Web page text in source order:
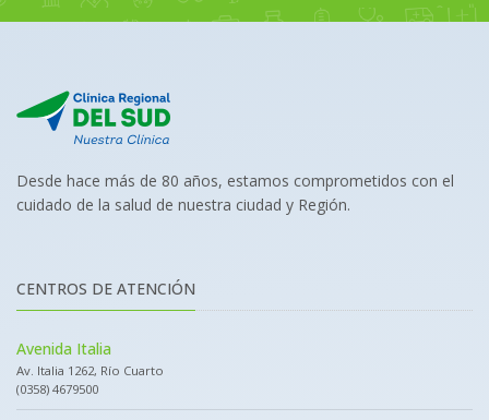
Desde hace más de 80 años, estamos comprometidos con el
cuidado de la salud de nuestra ciudad y Región.
CENTROS DE ATENCIÓN
Avenida Italia
Av. Italia 1262, Río Cuarto
(0358) 4679500